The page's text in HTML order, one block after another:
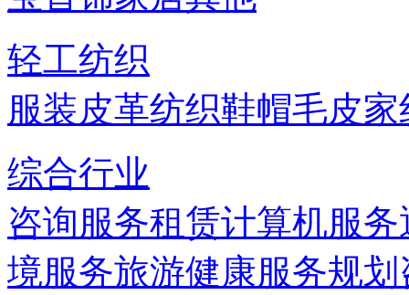
轻工纺织
服装皮革纺织鞋帽毛皮家
综合行业
咨询服务租赁计算机服务
境服务旅游健康服务规划